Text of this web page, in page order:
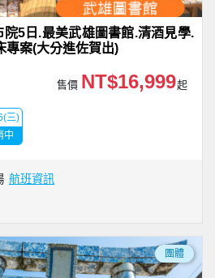
院5日.最美武雄圖書館.清酒見學.
專案(大分進佐賀出)
售價 NT$16,999起
三)
中
航班資訊
團體